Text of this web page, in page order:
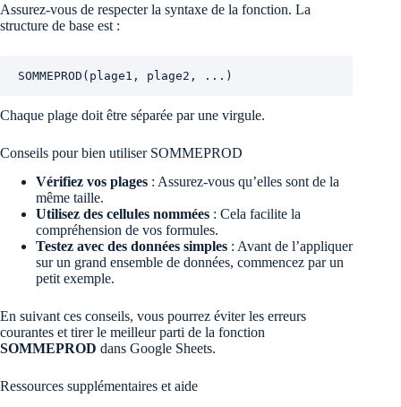
Assurez-vous de respecter la syntaxe de la fonction. La
structure de base est :
SOMMEPROD(plage1, plage2, ...)
Chaque plage doit être séparée par une virgule.
Conseils pour bien utiliser SOMMEPROD
Vérifiez vos plages : Assurez-vous qu’elles sont de la
même taille.
Utilisez des cellules nommées : Cela facilite la
compréhension de vos formules.
Testez avec des données simples : Avant de l’appliquer
sur un grand ensemble de données, commencez par un
petit exemple.
En suivant ces conseils, vous pourrez éviter les erreurs
courantes et tirer le meilleur parti de la fonction
SOMMEPROD dans Google Sheets.
Ressources supplémentaires et aide